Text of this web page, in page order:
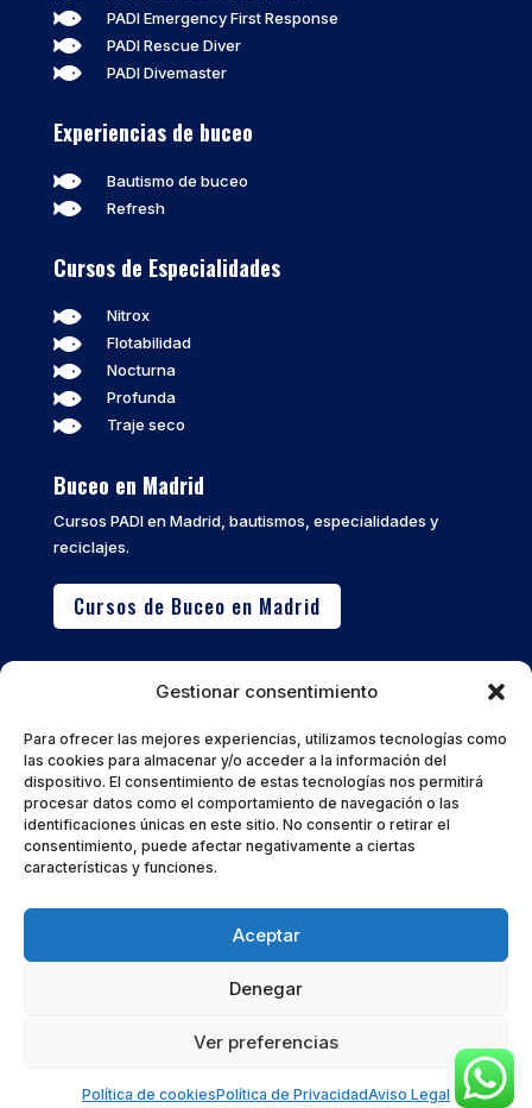
Gestionar consentimiento
Para ofrecer las mejores experiencias, utilizamos tecnologías como
las cookies para almacenar y/o acceder a la información del
dispositivo. El consentimiento de estas tecnologías nos permitirá
procesar datos como el comportamiento de navegación o las
identificaciones únicas en este sitio. No consentir o retirar el
consentimiento, puede afectar negativamente a ciertas
características y funciones.
Aceptar
Denegar
Ver preferencias
Política de cookiesPolítica de PrivacidadAviso Legal
 PADI Emergency First Response
 PADI Rescue Diver
 PADI Divemaster
Experiencias de buceo
 Bautismo de buceo
 Refresh
Cursos de Especialidades
 Nitrox
 Flotabilidad
 Nocturna
 Profunda
 Traje seco
Buceo en Madrid
Cursos PADI en Madrid, bautismos, especialidades y
reciclajes.
Cursos de Buceo en Madrid
avanzados.
Cursos de Buceo en Calpe
2026 © Buceadores Madrid | Cursos de buceo y
formación PADI en Madrid y Calpe
Aviso Legal
Política de Privacidad